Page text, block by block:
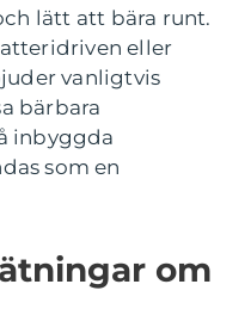
lätt att bära runt.
eller
vanligtvis
bärbara
inbyggda
som en
om